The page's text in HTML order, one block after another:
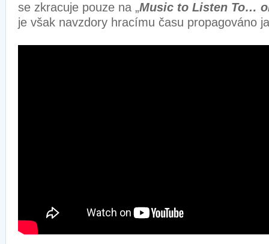
se zkracuje pouze na „Music to Listen To…
je však navzdory hracímu času propagováno